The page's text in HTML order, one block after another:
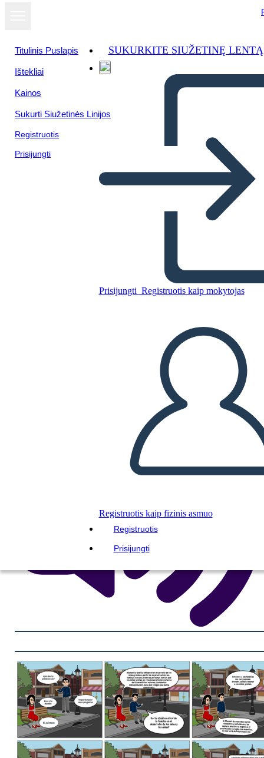
Titulinis Puslapis
Ištekliai
Kainos
Sukurti Siužetinės Linijos
Registruotis
Prisijungti
SUKURKITE SIUŽETINĘ LENTĄ
Prisijungti Registruotis kaip mokytojas
Registruotis kaip fizinis asmuo
Registruotis
Prisijungti
Untitled Storyboard
SUKURTI SIUŽETINĘ LENTĄ
PALEISTI SKAIDRIŲ DEMONSTRACIJĄ
SKAITYK MAN
Žiūrėti kaip
skaidrių